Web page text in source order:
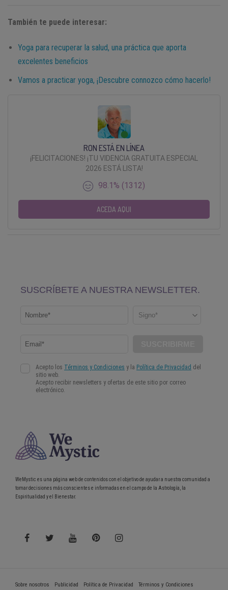
También te puede interesar:
Yoga para recuperar la salud, una práctica que aporta
excelentes beneficios
Vamos a practicar yoga, ¡Descubre connozco cómo hacerlo!
RON ESTÁ EN LÍNEA
¡FELICITACIONES! ¡TU VIDENCIA GRATUITA ESPECIAL
2026 ESTÁ LISTA!
98.1% (1312)
ACEDA AQUI
WeMystic es una página web de contenidos con el objetivo de ayudar a nuestra comunidad a
tomar decisiones más conscientes e informadas en el campo de la Astrología, la
Espiritualidad y el Bienestar.
Sobre nosotros Publicidad Política de Privacidad Términos y Condiciones